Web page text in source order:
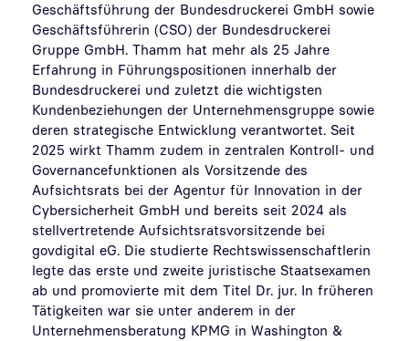
Geschäftsführung der Bundesdruckerei GmbH sowie
Geschäftsführerin (CSO) der Bundesdruckerei
Gruppe GmbH. Thamm hat mehr als 25 Jahre
Erfahrung in Führungspositionen innerhalb der
Bundesdruckerei und zuletzt die wichtigsten
Kundenbeziehungen der Unternehmensgruppe sowie
deren strategische Entwicklung verantwortet. Seit
2025 wirkt Thamm zudem in zentralen Kontroll- und
Governancefunktionen als Vorsitzende des
Aufsichtsrats bei der Agentur für Innovation in der
Cybersicherheit GmbH und bereits seit 2024 als
stellvertretende Aufsichtsratsvorsitzende bei
govdigital eG. Die studierte Rechtswissenschaftlerin
legte das erste und zweite juristische Staatsexamen
ab und promovierte mit dem Titel Dr. jur. In früheren
Tätigkeiten war sie unter anderem in der
Unternehmensberatung KPMG in Washington &